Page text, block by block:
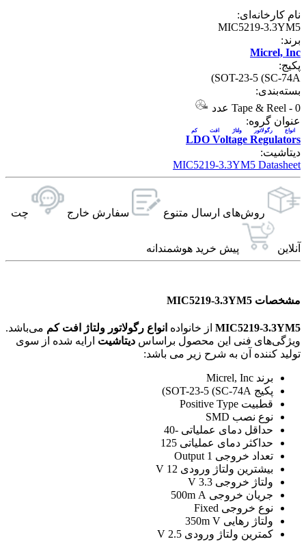
نام کارخانه‌ای:
MIC5219-3.3YM5
برند:
Micrel, Inc
پکیج:
SOT-23-5 (SC-74A)
بسته‌بندی:
Tape & Reel - 0 عدد
عنوان گروه:
LDO Voltage Regulators
انواع رگولاتور ولتاژ افت کم
دیتاشیت:
MIC5219-3.3YM5 Datasheet
روش‌های ارسال‌ متنوع سفارش خارج چت
آنلاین پیش خرید هوشمندانه
مشخصات MIC5219-3.3YM5
MIC5219-3.3YM5 از خانواده انواع رگولاتور ولتاژ افت کم می‌باشد.
ویژگی‌های فنی این محصول براساس دیتاشیت ارایه شده از سوی
تولید کننده آن به شرح زیر می باشد:
برند Micrel, Inc
پکیج SOT-23-5 (SC-74A)
قطبیت Positive Type
نوع نصب SMD
حداقل دمای عملیاتی -40
حداکثر دمای عملیاتی 125
تعداد خروجی 1 Output
بیشترین ولتاژ ورودی 12 V
ولتاژ خروجی 3.3 V
جریان خروجی 500m A
نوع خروجی Fixed
ولتاژ رهایی 350m V
کمترین ولتاژ ورودی 2.5 V